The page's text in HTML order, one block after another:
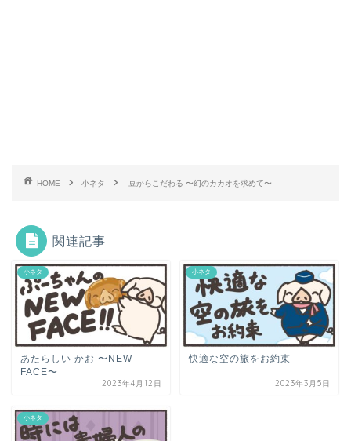
HOME 小ネタ 豆からこだわる 〜幻のカカオを求めて〜
関連記事
小ネタ
あたらしい かお 〜NEW
FACE〜
2023年4月12日
小ネタ
快適な空の旅をお約束
2023年3月5日
小ネタ